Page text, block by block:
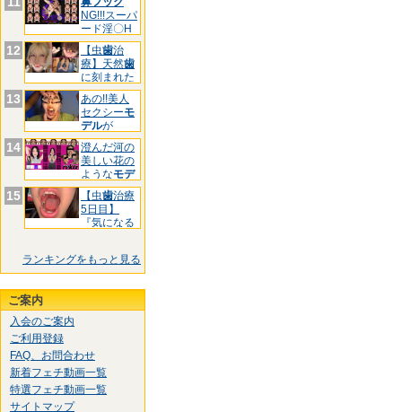
NG!!!スーパ
ード淫〇H
お
12 【虫歯治
療】天然歯
に刻まれた
黒印‼ゆ
13
あの!!美人
セクシーモ
デルが
&quo
14
澄んだ河の
美しい花の
ようなモデ
ル様!
15 【虫歯治療
5日目】
『気になる
ランキングをもっと見る
ご案内
入会のご案内
ご利用登録
FAQ、お問合わせ
新着フェチ動画一覧
特選フェチ動画一覧
サイトマップ